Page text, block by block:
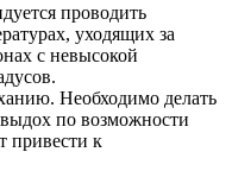
проводить
уходящих за
с невысокой
Необходимо делать
по возможности
привести к